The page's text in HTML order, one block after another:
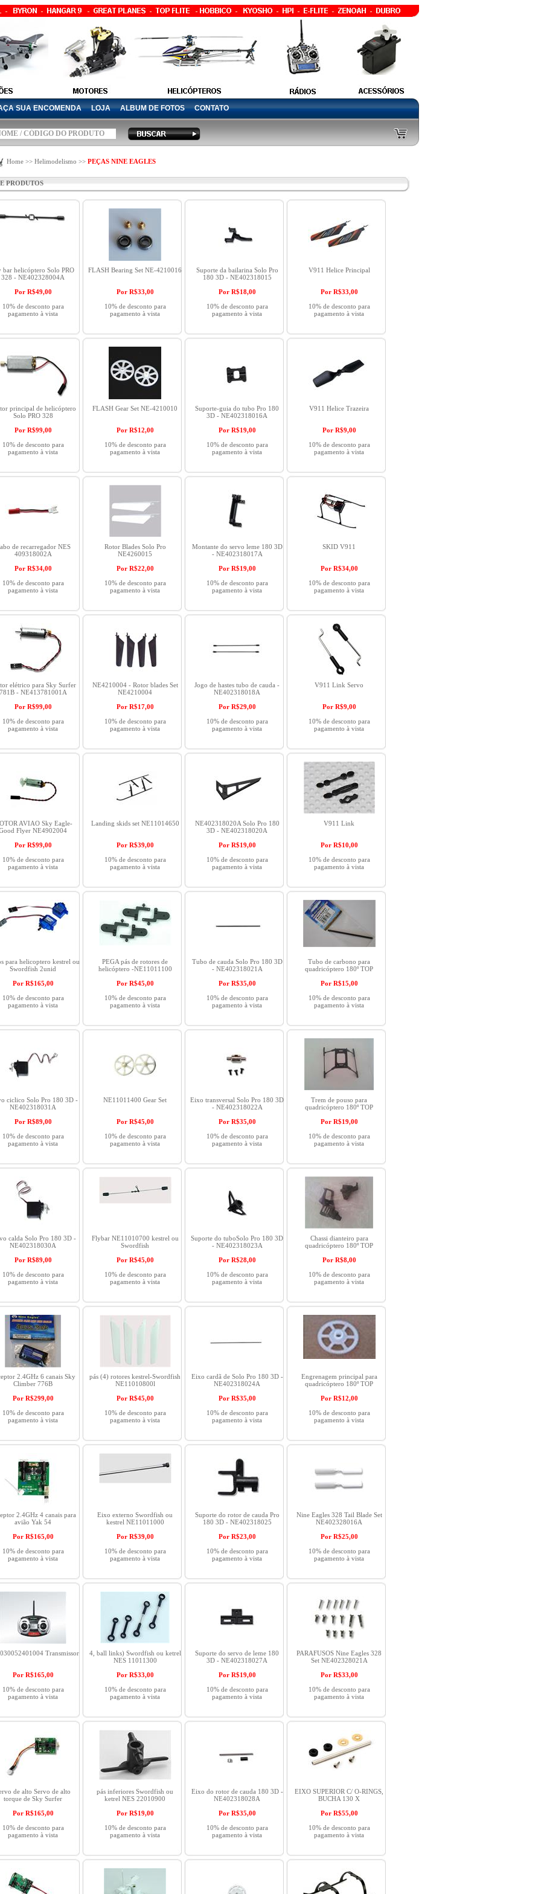
SUA ENCOMENDA LOJA ALBUM DE FOTOS CONTATO
Home >> Helimodelismo >> PEÇAS NINE EAGLES
PRODUTOS
bar helicóptero Solo PRO
328 - NE402328004A
Por R$49,00
10% de desconto para
pagamento à vista
FLASH Bearing Set NE-4210016
Por R$33,00
10% de desconto para
pagamento à vista
Suporte da bailarina Solo Pro
180 3D - NE402318015
Por R$18,00
10% de desconto para
pagamento à vista
V911 Helice Principal
Por R$33,00
10% de desconto para
pagamento à vista
principal de helicóptero
Solo PRO 328
Por R$99,00
10% de desconto para
pagamento à vista
FLASH Gear Set NE-4210010
Por R$12,00
10% de desconto para
pagamento à vista
Suporte-guia do tubo Pro 180
3D - NE402318016A
Por R$19,00
10% de desconto para
pagamento à vista
V911 Helice Trazeira
Por R$9,00
10% de desconto para
pagamento à vista
de recarregador NES
409318002A
Por R$34,00
10% de desconto para
pagamento à vista
Rotor Blades Solo Pro
NE4260015
Por R$22,00
10% de desconto para
pagamento à vista
Montante do servo leme 180 3D
- NE402318017A
Por R$19,00
10% de desconto para
pagamento à vista
SKID V911
Por R$34,00
10% de desconto para
pagamento à vista
elétrico para Sky Surfer
781B - NE413781001A
Por R$99,00
10% de desconto para
pagamento à vista
NE4210004 - Rotor blades Set
NE4210004
Por R$17,00
10% de desconto para
pagamento à vista
Jogo de hastes tubo de cauda -
NE402318018A
Por R$29,00
10% de desconto para
pagamento à vista
V911 Link Servo
Por R$9,00
10% de desconto para
pagamento à vista
AVIAO Sky Eagle-
Flyer NE4902004
Por R$99,00
10% de desconto para
pagamento à vista
Landing skids set NE11014650
Por R$39,00
10% de desconto para
pagamento à vista
NE402318020A Solo Pro 180
3D - NE402318020A
Por R$19,00
10% de desconto para
pagamento à vista
V911 Link
Por R$10,00
10% de desconto para
pagamento à vista
para helicoptero kestrel ou
Swordfish 2unid
Por R$165,00
10% de desconto para
pagamento à vista
PEGA pás de rotores de
helicóptero -NE11011100
Por R$45,00
10% de desconto para
pagamento à vista
Tubo de cauda Solo Pro 180 3D
- NE402318021A
Por R$35,00
10% de desconto para
pagamento à vista
Tubo de carbono para
quadricóptero 180º TOP
Por R$15,00
10% de desconto para
pagamento à vista
ciclico Solo Pro 180 3D -
NE402318031A
Por R$89,00
10% de desconto para
pagamento à vista
NE11011400 Gear Set
Por R$45,00
10% de desconto para
pagamento à vista
Eixo transversal Solo Pro 180 3D
- NE402318022A
Por R$35,00
10% de desconto para
pagamento à vista
Trem de pouso para
quadricóptero 180º TOP
Por R$19,00
10% de desconto para
pagamento à vista
calda Solo Pro 180 3D -
NE402318030A
Por R$89,00
10% de desconto para
pagamento à vista
Flybar NE11010700 kestrel ou
Swordfish
Por R$45,00
10% de desconto para
pagamento à vista
Suporte do tuboSolo Pro 180 3D
- NE402318023A
Por R$28,00
10% de desconto para
pagamento à vista
Chassi dianteiro para
quadricóptero 180º TOP
Por R$8,00
10% de desconto para
pagamento à vista
2.4GHz 6 canais Sky
Climber 776B
Por R$299,00
10% de desconto para
pagamento à vista
pás (4) rotores kestrel-Swordfish
NE11010800l
Por R$45,00
10% de desconto para
pagamento à vista
Eixo cardã de Solo Pro 180 3D -
NE402318024A
Por R$35,00
10% de desconto para
pagamento à vista
Engrenagem principal para
quadricóptero 180º TOP
Por R$12,00
10% de desconto para
pagamento à vista
2.4GHz 4 canais para
avião Yak 54
Por R$165,00
10% de desconto para
pagamento à vista
Eixo externo Swordfish ou
kestrel NE11011000
Por R$39,00
10% de desconto para
pagamento à vista
Suporte do rotor de cauda Pro
180 3D - NE402318025
Por R$23,00
10% de desconto para
pagamento à vista
Nine Eagles 328 Tail Blade Set
NE402328016A
Por R$25,00
10% de desconto para
pagamento à vista
Transmissor
Por R$165,00
10% de desconto para
pagamento à vista
4, ball links) Swordfish ou ketrel
NES 11011300
Por R$33,00
10% de desconto para
pagamento à vista
Suporte do servo de leme 180
3D - NE402318027A
Por R$19,00
10% de desconto para
pagamento à vista
PARAFUSOS Nine Eagles 328
Set NE402328021A
Por R$33,00
10% de desconto para
pagamento à vista
de alto Servo de alto
torque de Sky Surfer
Por R$165,00
10% de desconto para
pagamento à vista
pás inferiores Swordfish ou
ketrel NES 22010900
Por R$19,00
10% de desconto para
pagamento à vista
Eixo do rotor de cauda 180 3D -
NE402318028A
Por R$35,00
10% de desconto para
pagamento à vista
EIXO SUPERIOR C/ O-RINGS,
BUCHA 130 X
Por R$55,00
10% de desconto para
pagamento à vista